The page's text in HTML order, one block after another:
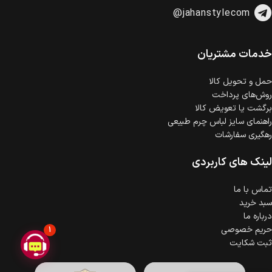
خرید اقساطی با شرایط آسان و بدون ضامن امکان‌پذیر
است.
گارانتی معتبر برای تمامی محصولات ارائه می‌شود.
@jahanstylecom
خدمات مشتریان
حمل‌ و تحویل کالا
روش‌های پرداخت
برگشت یا تعویض کالا
راهنمای سایز لباس چرم طبیعی
رهگیری سفارشات
لینک های کاربردی
تماس با ما
سبد خرید
درباره ما
حریم خصوصی
ثبت شکایت
1